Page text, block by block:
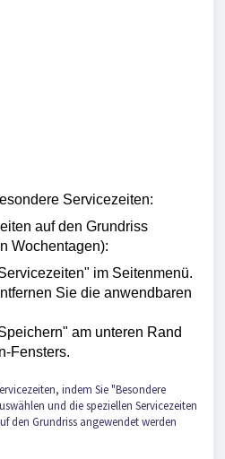
Servicezeiten:
auf den Grundriss
Wochentagen):
im Seitenmenü.
Sie die anwendbaren
am unteren Rand
Fensters.
indem Sie "Besondere
und die speziellen Servicezeiten
den Grundriss angewendet werden